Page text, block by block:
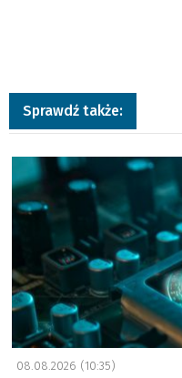
Sprawdź także:
a
08.08.2026 (10:35)